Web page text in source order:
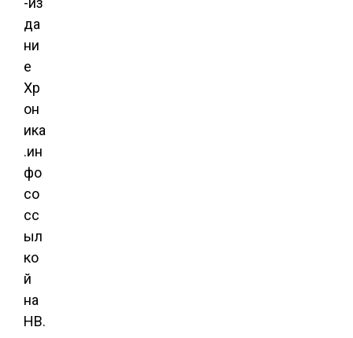
да
ни
е
Хр
он
ика
.ин
фо
со
сс
ыл
ко
й
на
НВ.